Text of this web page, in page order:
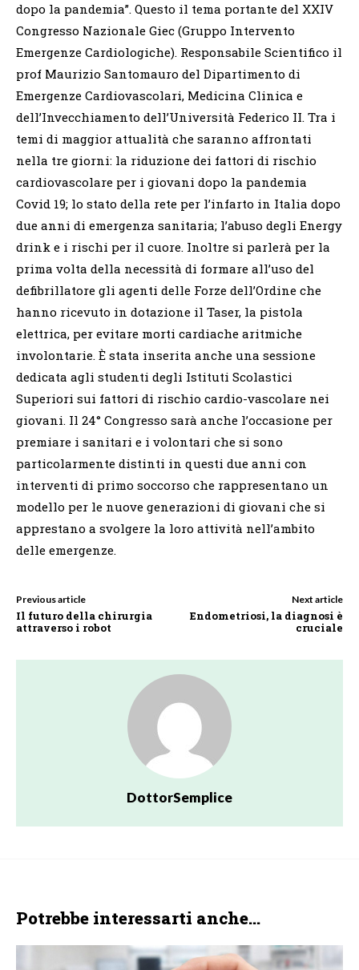
dopo la pandemia”. Questo il tema portante del XXIV
Congresso Nazionale Giec (Gruppo Intervento
Emergenze Cardiologiche). Responsabile Scientifico il
prof Maurizio Santomauro del Dipartimento di
Emergenze Cardiovascolari, Medicina Clinica e
dell’Invecchiamento dell’Università Federico II. Tra i
temi di maggior attualità che saranno affrontati
nella tre giorni: la riduzione dei fattori di rischio
cardiovascolare per i giovani dopo la pandemia
Covid 19; lo stato della rete per l’infarto in Italia dopo
due anni di emergenza sanitaria; l’abuso degli Energy
drink e i rischi per il cuore. Inoltre si parlerà per la
prima volta della necessità di formare all’uso del
defibrillatore gli agenti delle Forze dell’Ordine che
hanno ricevuto in dotazione il Taser, la pistola
elettrica, per evitare morti cardiache aritmiche
involontarie. È stata inserita anche una sessione
dedicata agli studenti degli Istituti Scolastici
Superiori sui fattori di rischio cardio-vascolare nei
giovani. Il 24° Congresso sarà anche l’occasione per
premiare i sanitari e i volontari che si sono
particolarmente distinti in questi due anni con
interventi di primo soccorso che rappresentano un
modello per le nuove generazioni di giovani che si
apprestano a svolgere la loro attività nell’ambito
delle emergenze.
Previous article
Il futuro della chirurgia
attraverso i robot
Next article
Endometriosi, la diagnosi è
cruciale
DottorSemplice
Potrebbe interessarti anche...